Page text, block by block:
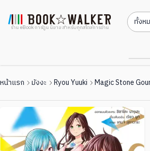
ร้าน eBook การ์ตูน นิยาย สำหรับทุกสไตล์การอ่าน
ทั้งห
หน้าแรก มังงะ Ryou Yuuki Magic Stone